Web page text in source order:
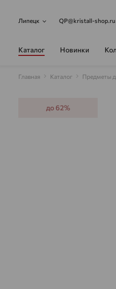
Липецк QP@kristall-shop.ru
Каталог Новинки
Главная Каталог Предметы
до 62%